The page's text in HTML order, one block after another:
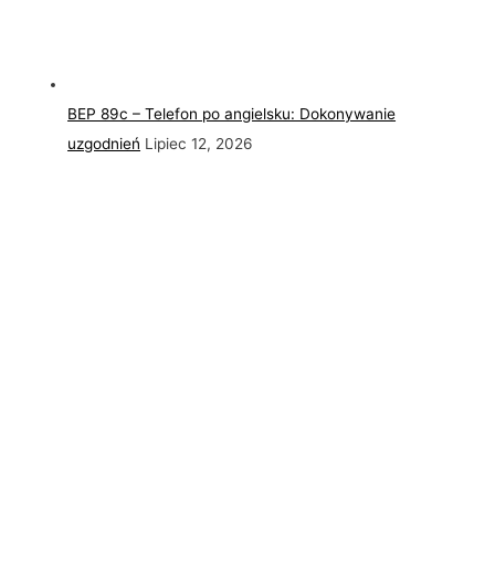
BEP 89c – Telefon po angielsku: Dokonywanie
uzgodnień Lipiec 12, 2026